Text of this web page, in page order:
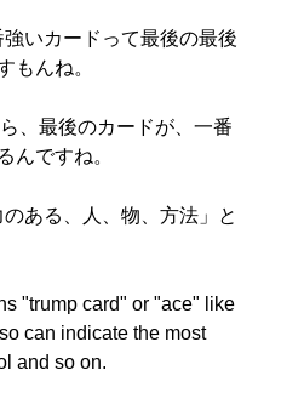
いカードって最後の最後
もんね。
、最後のカードが、一番
んですね。
ある、人、物、方法」と
"trump card" or "ace" like
can indicate the most
and so on.